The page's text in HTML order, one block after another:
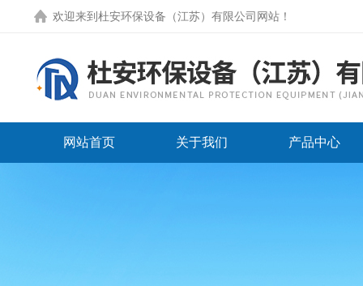
欢迎来到 杜安环保设备（江苏）有限公司网站 ！
网站首页 关于我们 产品中心